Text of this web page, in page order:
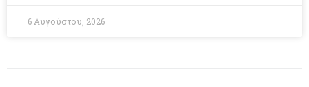
6 Αυγούστου, 2026